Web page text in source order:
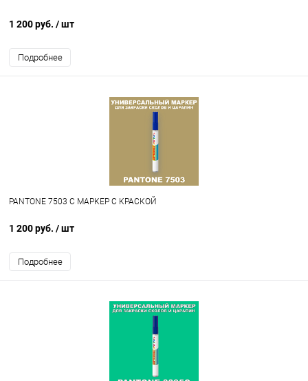
1 200 руб. / шт
Подробнее
PANTONE 7503 C МАРКЕР С КРАСКОЙ
1 200 руб. / шт
Подробнее